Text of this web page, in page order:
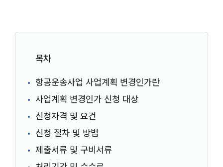
목차
항공운송사업 사업계획 변경인가란
사업계획 변경인가 신청 대상
신청자격 및 요건
신청 절차 및 방법
제출서류 및 구비서류